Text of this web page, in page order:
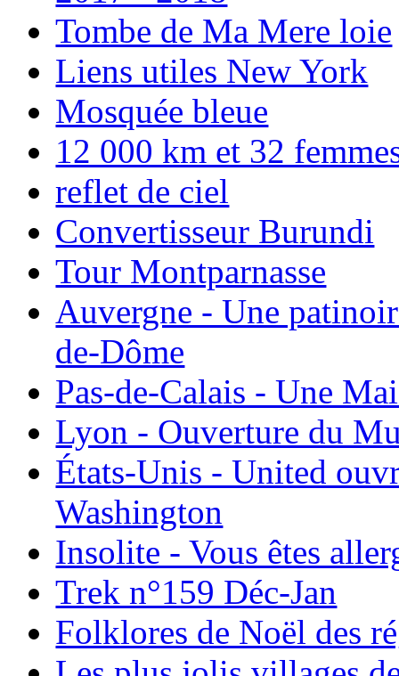
Tombe de Ma Mere loie
Liens utiles New York
Mosquée bleue
12 000 km et 32
reflet de ciel
Convertisseur Burundi
Tour Montparnasse
Auvergne - Une
de-Dôme
Pas-de-Calais - Une
Lyon - Ouverture du
États-Unis - United
Washington
Insolite - Vous êtes
Trek n°159 Déc-Jan
Folklores de Noël des